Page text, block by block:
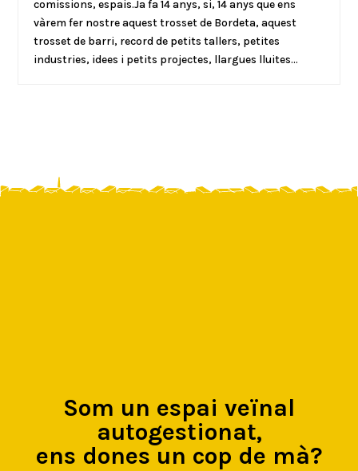
comissions, espais.Ja fa 14 anys, si, 14 anys que ens
vàrem fer nostre aquest trosset de Bordeta, aquest
trosset de barri, record de petits tallers, petites
industries, idees i petits projectes, llargues lluites...
Som un espai veïnal
autogestionat,
ens dones un cop de mà?